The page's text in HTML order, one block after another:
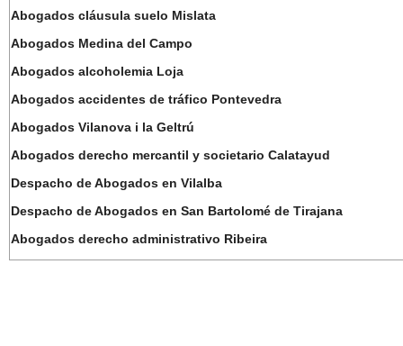
Abogados cláusula suelo Mislata
Abogados Medina del Campo
Abogados alcoholemia Loja
Abogados accidentes de tráfico Pontevedra
Abogados Vilanova i la Geltrú
Abogados derecho mercantil y societario Calatayud
Despacho de Abogados en Vilalba
Despacho de Abogados en San Bartolomé de Tirajana
Abogados derecho administrativo Ribeira